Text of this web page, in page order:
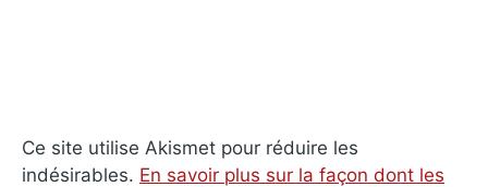
Ce site utilise Akismet pour réduire les
indésirables. En savoir plus sur la façon dont les